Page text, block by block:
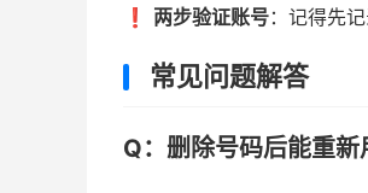
❗ 两步验证账号：记得先
常见问题解答
Q：删除号码后能重新